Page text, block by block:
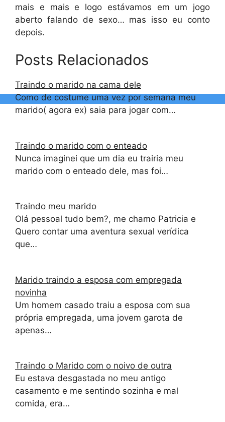
mais e mais e logo estávamos em um jogo
aberto falando de sexo… mas isso eu conto
depois.
Posts Relacionados
Traindo o marido na cama dele
Como de costume uma vez por semana meu
marido( agora ex) saia para jogar com…
Traindo o marido com o enteado
Nunca imaginei que um dia eu trairia meu
marido com o enteado dele, mas foi…
Traindo meu marido
Olá pessoal tudo bem?, me chamo Patricia e
Quero contar uma aventura sexual verídica
que…
Marido traindo a esposa com empregada
novinha
Um homem casado traiu a esposa com sua
própria empregada, uma jovem garota de
apenas…
Traindo o Marido com o noivo de outra
Eu estava desgastada no meu antigo
casamento e me sentindo sozinha e mal
comida, era…